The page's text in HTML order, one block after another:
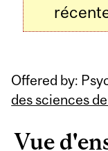
Offered by:
des sciences
Vue